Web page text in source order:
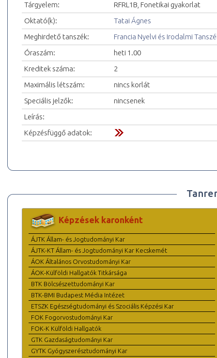
Tárgyelem:
RFRL1B, Fonetikai gyakorlat
Oktató(k):
Tatai Ágnes
Meghirdető tanszék:
Francia Nyelvi és Irodalmi
Óraszám:
heti 1.00
Kreditek száma:
2
Maximális létszám:
nincs korlát
Speciális jelzők:
nincsenek
Leírás:
Képzésfüggő adatok:
Képzések karonként
ÁJTK Állam- és Jogtudományi Kar
ÁJTK-KT Állam- és Jogtudományi Kar Kecskemét
ÁOK Általános Orvostudományi Kar
ÁOK-Külföldi Hallgatók Titkársága
BTK Bölcsészettudományi Kar
BTK-BMI Budapest Média Intézet
ETSZK Egészségtudományi és Szociális Képzési Kar
FOK Fogorvostudományi Kar
FOK-K Külföldi Hallgatók
GTK Gazdaságtudományi Kar
GYTK Gyógyszerésztudományi Kar